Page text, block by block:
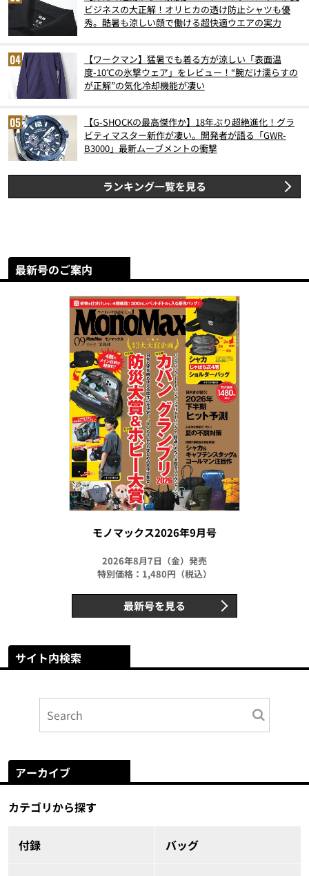
ビジネスの大正解！オリヒカの透け防止シャツも優
秀。酷暑も涼しい顔で働ける超快適ウエアの実力
【ワークマン】猛暑でも着る方が涼しい「表面温
度-10℃の氷撃ウェア」をレビュー！“腕だけ濡らすの
が正解”の気化冷却機能が凄い
【G-SHOCKの最高傑作か】18年ぶり超絶進化！グラ
ビティマスター新作が凄い。開発者が語る「GWR-
B3000」最新ムーブメントの衝撃
ランキング一覧を見る
最新号のご案内
モノマックス2026年9月号
2026年8月7日（金）発売
特別価格：1,480円（税込）
最新号を見る
サイト内検索
アーカイブ
カテゴリから探す
付録 バッグ